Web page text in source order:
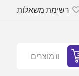
רשימת משאלות
0 מוצרים